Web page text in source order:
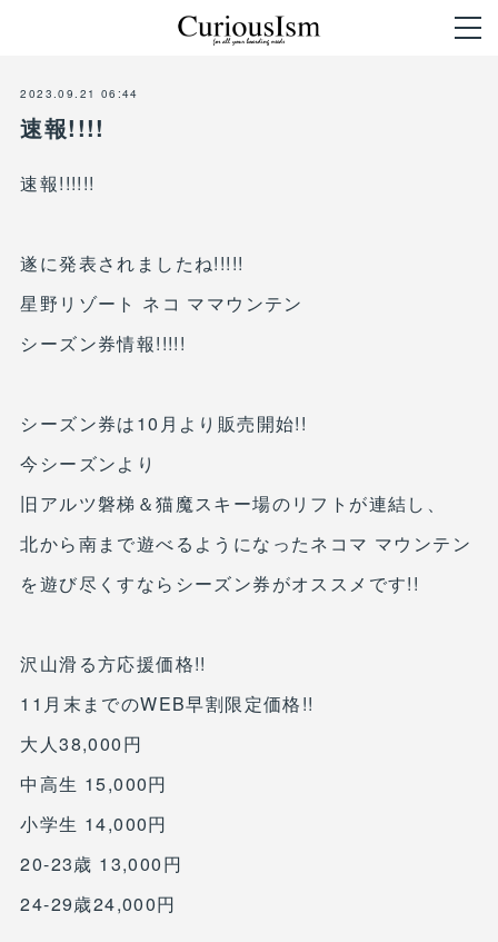
2023.09.21 06:44
速報!!!!
速報!!!!!!
遂に発表されましたね!!!!!
星野リゾート ネコ ママウンテン
シーズン券情報!!!!!
シーズン券は10月より販売開始!!
今シーズンより
旧アルツ磐梯＆猫魔スキー場のリフトが連結し、
北から南まで遊べるようになったネコマ マウンテン
を遊び尽くすならシーズン券がオススメです!!
沢山滑る方応援価格!!
11月末までのWEB早割限定価格!!
大人38,000円
中高生 15,000円
小学生 14,000円
20-23歳 13,000円
24-29歳24,000円